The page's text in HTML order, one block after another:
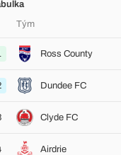
Tým
Ross County
Dundee FC
Clyde FC
Airdrie